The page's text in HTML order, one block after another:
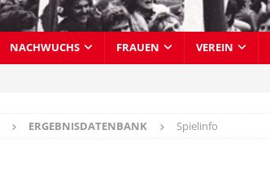
NACHWUCHS FRAUEN VEREIN
ERGEBNISDATENBANK Spielinfo